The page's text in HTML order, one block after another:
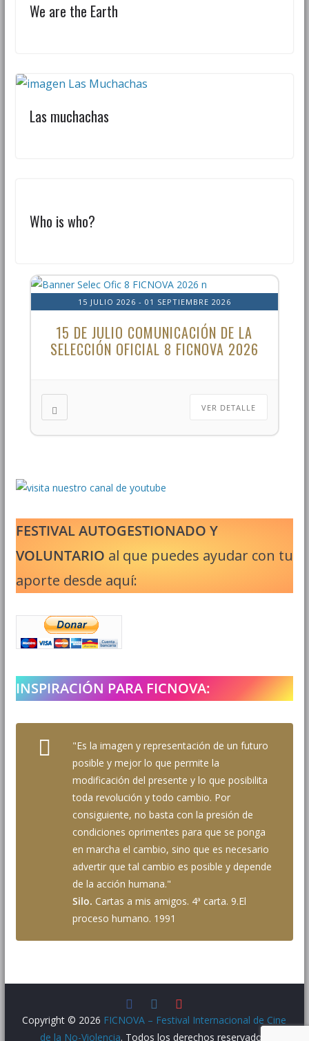
We are the Earth
Las muchachas
Who is who?
15 JULIO 2026 - 01 SEPTIEMBRE 2026
15 DE JULIO COMUNICACIÓN DE LA
SELECCIÓN OFICIAL 8 FICNOVA 2026
VER DETALLE
FESTIVAL AUTOGESTIONADO Y
VOLUNTARIO al que puedes ayudar con tu
aporte desde aquí:
INSPIRACIÓN PARA FICNOVA:
"Es la imagen y representación de un futuro
posible y mejor lo que permite la
modificación del presente y lo que posibilita
toda revolución y todo cambio. Por
consiguiente, no basta con la presión de
condiciones oprimentes para que se ponga
en marcha el cambio, sino que es necesario
advertir que tal cambio es posible y depende
de la acción humana."
Silo. Cartas a mis amigos. 4ª carta. 9.El
proceso humano. 1991
Copyright © 2026 FICNOVA – Festival Internacional de Cine
de la No-Violencia. Todos los derechos reservados.